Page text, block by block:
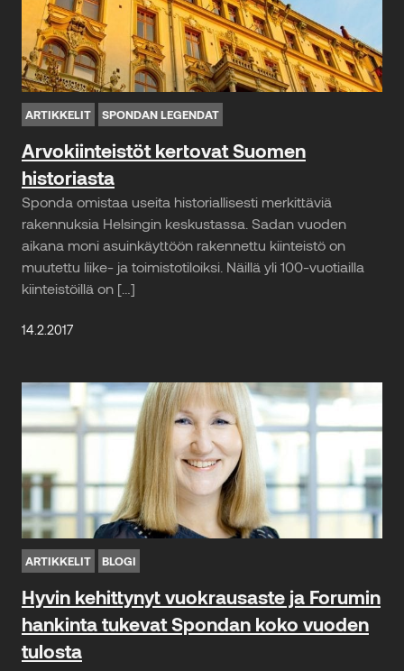
ARTIKKELIT SPONDAN LEGENDAT
Arvokiinteistöt kertovat Suomen
historiasta
Sponda omistaa useita historiallisesti merkittäviä
rakennuksia Helsingin keskustassa. Sadan vuoden
aikana moni asuinkäyttöön rakennettu kiinteistö on
muutettu liike- ja toimistotiloiksi. Näillä yli 100-vuotiailla
kiinteistöillä on […]
14.2.2017
ARTIKKELIT BLOGI
Hyvin kehittynyt vuokrausaste ja Forumin
hankinta tukevat Spondan koko vuoden
tulosta